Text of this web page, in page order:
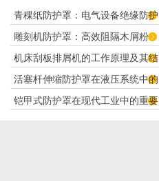
青稞纸防护罩：电气设备绝缘防护
专用方案
雕刻机防护罩：高效阻隔木屑粉
尘，守护设备精度与安全
机床刮板排屑机的工作原理及其结
构分析
活塞杆伸缩防护罩在液压系统中的
应用
铠甲式防护罩在现代工业中的重要